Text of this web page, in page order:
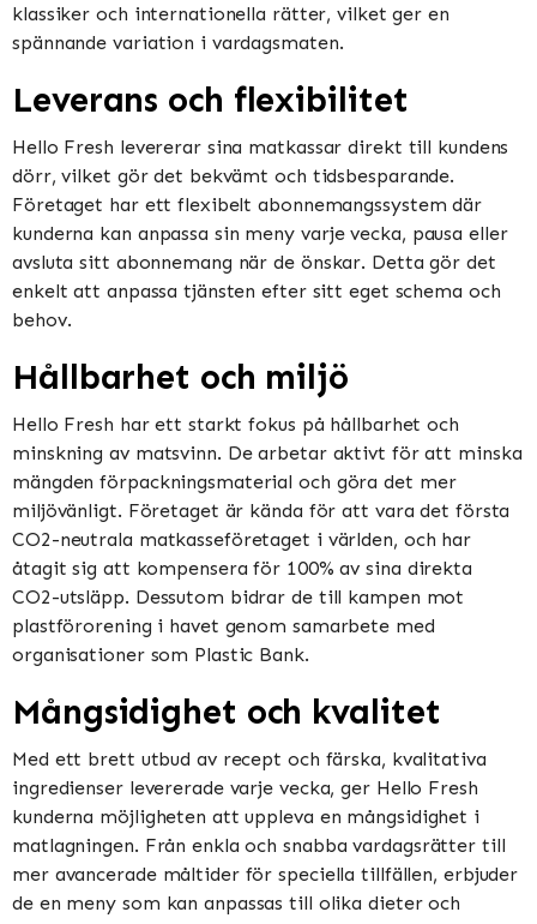
klassiker och internationella rätter, vilket ger en
spännande variation i vardagsmaten.
Leverans och flexibilitet
Hello Fresh levererar sina matkassar direkt till kundens
dörr, vilket gör det bekvämt och tidsbesparande.
Företaget har ett flexibelt abonnemangssystem där
kunderna kan anpassa sin meny varje vecka, pausa eller
avsluta sitt abonnemang när de önskar. Detta gör det
enkelt att anpassa tjänsten efter sitt eget schema och
behov.
Hållbarhet och miljö
Hello Fresh har ett starkt fokus på hållbarhet och
minskning av matsvinn. De arbetar aktivt för att minska
mängden förpackningsmaterial och göra det mer
miljövänligt. Företaget är kända för att vara det första
CO2-neutrala matkasseföretaget i världen, och har
åtagit sig att kompensera för 100% av sina direkta
CO2-utsläpp. Dessutom bidrar de till kampen mot
plastförorening i havet genom samarbete med
organisationer som Plastic Bank.
Mångsidighet och kvalitet
Med ett brett utbud av recept och färska, kvalitativa
ingredienser levererade varje vecka, ger Hello Fresh
kunderna möjligheten att uppleva en mångsidighet i
matlagningen. Från enkla och snabba vardagsrätter till
mer avancerade måltider för speciella tillfällen, erbjuder
de en meny som kan anpassas till olika dieter och